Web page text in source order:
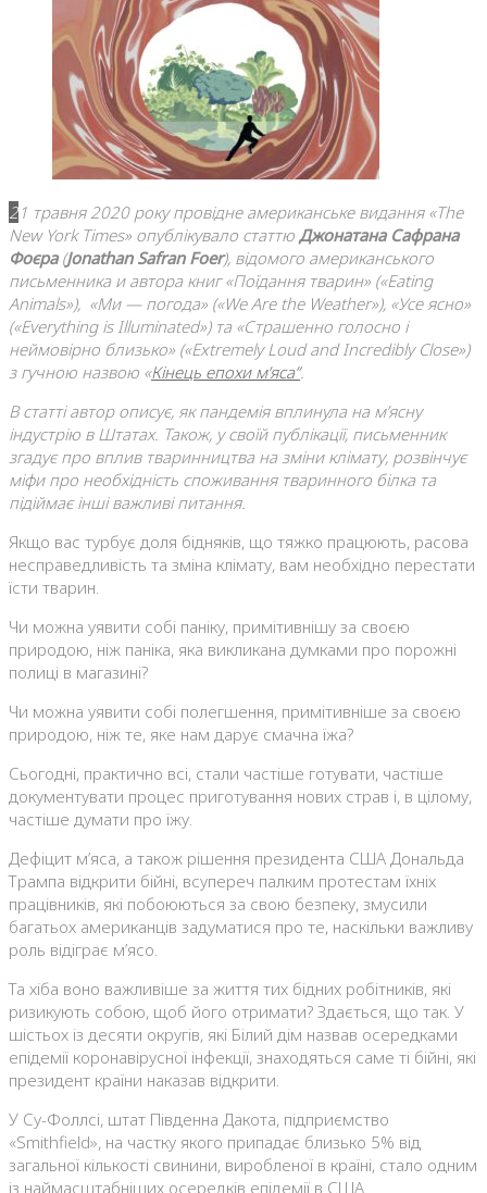
21 травня 2020 року провідне американське видання «The
New York Times» опублікувало статтю Джонатана Сафрана
Фоєра(Jonathan Safran Foer), відомого американського
письменника и автора книг «Поїдання тварин» («Eating
Animals»), «Ми — погода» («We Are the Weather»), «Усе ясно»
(«Everything is Illuminated») та «Страшенно голосно і
неймовірно близько» («Extremely Loud and Incredibly Close»)
з гучною назвою «Кінець епохи м’яса”.
В статті автор описує, як пандемія вплинула на м’ясну
індустрію в Штатах. Також, у своїй публікації, письменник
згадує про вплив тваринництва на зміни клімату, розвінчує
міфи про необхідність споживання тваринного білка та
підіймає інші важливі питання.
Якщо вас турбує доля бідняків, що тяжко працюють, расова
несправедливість та зміна клімату, вам необхідно перестати
їсти тварин.
Чи можна уявити собі паніку, примітивнішу за своєю
природою, ніж паніка, яка викликана думками про порожні
полиці в магазині?
Чи можна уявити собі полегшення, примітивніше за своєю
природою, ніж те, яке нам дарує смачна їжа?
Сьогодні, практично всі, стали частіше готувати, частіше
документувати процес приготування нових страв і, в цілому,
частіше думати про їжу.
Дефіцит м’яса, а також рішення президента США Дональда
Трампа відкрити бійні, всупереч палким протестам їхніх
працівників, які побоюються за свою безпеку, змусили
багатьох американців задуматися про те, наскільки важливу
роль відіграє м’ясо.
Та хіба воно важливіше за життя тих бідних робітників, які
ризикують собою, щоб його отримати? Здається, що так. У
шістьох із десяти округів, які Білий дім назвав осередками
епідемії коронавірусної інфекції, знаходяться саме ті бійні, які
президент країни наказав відкрити.
У Су-Фоллсі, штат Південна Дакота, підприємство
«Smithfield», на частку якого припадає близько 5% від
загальної кількості свинини, виробленої в країні, стало одним
із наймасштабніших осередків епідемії в США.